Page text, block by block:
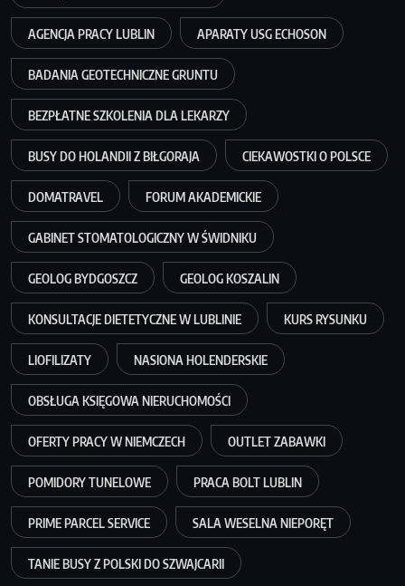
AGENCJA PRACY LUBLIN APARATY USG ECHOSON
BADANIA GEOTECHNICZNE GRUNTU
BEZPŁATNE SZKOLENIA DLA LEKARZY
BUSY DO HOLANDII Z BIŁGORAJA CIEKAWOSTKI O POLSCE
DOMATRAVEL FORUM AKADEMICKIE
GABINET STOMATOLOGICZNY W ŚWIDNIKU
GEOLOG BYDGOSZCZ GEOLOG KOSZALIN
KONSULTACJE DIETETYCZNE W LUBLINIE KURS RYSUNKU
LIOFILIZATY NASIONA HOLENDERSKIE
OBSŁUGA KSIĘGOWA NIERUCHOMOŚCI
OFERTY PRACY W NIEMCZECH OUTLET ZABAWKI
POMIDORY TUNELOWE PRACA BOLT LUBLIN
PRIME PARCEL SERVICE SALA WESELNA NIEPORĘT
TANIE BUSY Z POLSKI DO SZWAJCARII